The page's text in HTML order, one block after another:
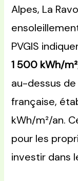
Alpes, La
PVGIS
1 500 kWh/
au-dessus
française,
kWh/m²/an.
pour les
investir dans